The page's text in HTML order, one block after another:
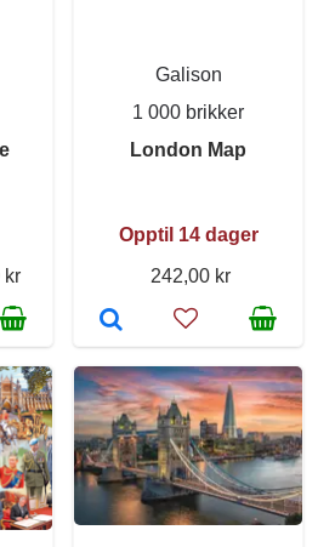
kr
Galison
1 000 brikker
London Map
Opptil 14 dager
242,00 kr